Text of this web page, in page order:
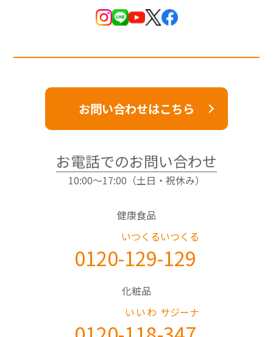
お問い合わせはこちら
お電話でのお問い合わせ
10:00～17:00（土日・祝休み）
健康食品
0120-129
いつくる
-129
いつくる
化粧品
いいわ サジーナ